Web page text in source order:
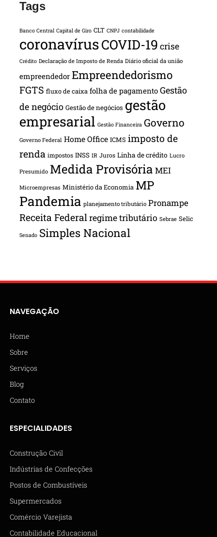
Tags
Banco Central Capital de Giro CLT CNPJ contabilidade
coronavírusCOVID-19 crise
Crédito Declaração de Imposto de Renda Diário oficial da união
empreendedor Empreendedorismo
FGTS fluxo de caixa folha de pagamento Gestão
de negócio Gestão de negócios gestão
empresarial Gestão Financeira Governo
Governo Federal Home Office ICMS imposto de
renda impostos INSS IR Juros Linha de crédito Lucro
Presumido Medida Provisória MEI
Microempresas Ministério da Economia MP
Pandemia planejamento tributário Pronampe
Receita Federalregime tributário Sebrae Selic
Senado Simples Nacional
NAVEGAÇÃO
Home
Sobre
Serviços
Blog
Contato
ESPECIALIDADES
Construção Civil
Indústrias de Confecções
Postos de Combustíveis
Supermercados
Comércio Varejista
Contabilidade Educacional